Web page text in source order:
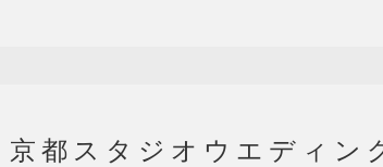
京都スタジオウエディン